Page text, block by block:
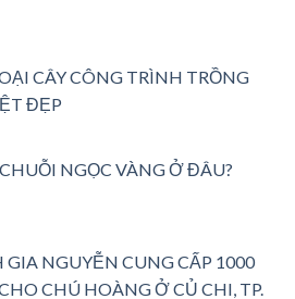
CÂY CÔNG TRÌNH TRỒNG
ĐẸP
NGỌC VÀNG Ở ĐÂU?
GIA NGUYỄN CUNG CẤP 1000
CHÚ HOÀNG Ở CỦ CHI, TP.